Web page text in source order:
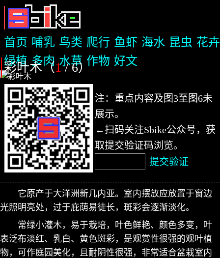
首页 哺乳 鸟类 爬行 鱼虾 海水 昆虫 花卉
绿植 多肉 水草 作物 好文
彩叶木（1/ 6）
注：重点内容及图3至图6未
展示。
←扫码关注Sbike公众号，获
取提交验证码浏览。
提交验证
它原产于大洋洲新几内亚。室内摆放应放置于窗边
光照明亮处，过于庇荫易徒长，斑彩会逐渐淡化。
常绿小灌木，易于栽培，叶色鲜艳、颜色多变，叶
表泛布淡红、乳白、黄色斑彩，是观赏性很强的观叶植
物，可作庭园美化，且耐阴性很强，非常适合盆栽室内